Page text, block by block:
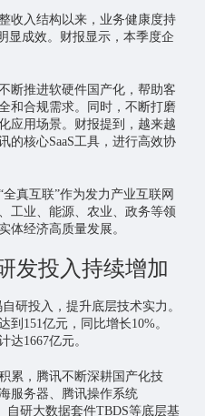
收入结构以来，业务健康度持
显成效。财报显示，本季度企
断推进软硬件国产化，帮助客
和合规需求。同时，不断打磨
应用场景。财报提到，越来越
的核心SaaS工具，进行高效协
真互联”作为发力产业互联网
工业、能源、农业、政务等领
体经济高质量发展。
发投入持续增加
研投入，提升底层技术实力。
151亿元，同比增长10%。
达1667亿元。
累，腾讯不断深耕国产化技
服务器、腾讯操作系统
自研大数据套件TBDS等底层基